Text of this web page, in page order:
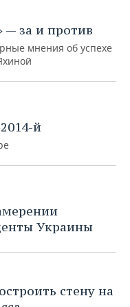
— за и против
мнения об успехе
й
Украины
стену на